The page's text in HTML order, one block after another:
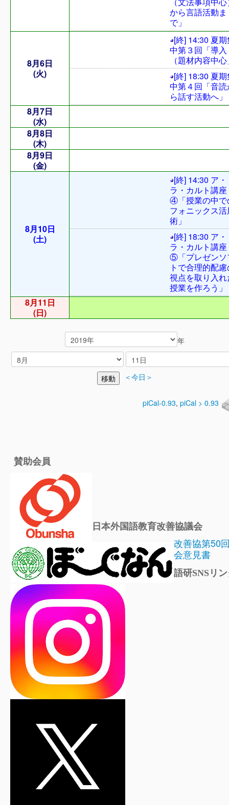
から言語活動ま
で」
8月6日
(火)
[終] 14:30 夏
中第３回「導入
（題材内容中
[終] 18:30 夏
中第４回「音読
ら話す活動へ」
8月7日
(水)
8月8日
(木)
8月9日
(金)
8月10日
(土)
[終] 14:30 ア・
ラ・カルト講座
④「授業の中で
フォニックス
術」
[終] 18:30 ア・
ラ・カルト講座
⑤「プレゼンソ
トで合理的配
視点を取り入れ
授業を作ろう」
8月11日
(日)
年
＜今日＞
piCal-0.93, piCal > 0.93
賛助会員
日本外国語教育改善協議会
改善協第50
会意見書
語研SNSリ